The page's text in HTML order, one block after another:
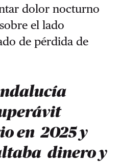
dolor nocturno
el lado
de pérdida de
en 2025 y
dinero y